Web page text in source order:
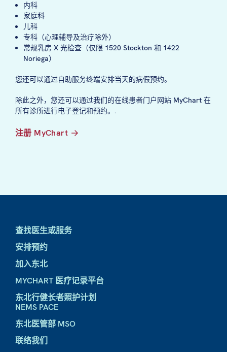
内科
家庭科
儿科
专科（心理辅导及治疗除外）
常规乳房 X 光检查（仅限 1520 Stockton 和 1422
Noriega）
您还可以通过自助服务终端安排当天的病假预约。
除此之外，您还可以通过我们的在线患者门户网站 MyChart 在
所有诊所进行电子登记和预约。.
注册 MyChart
查找医生或服务
安排预约
加入东北
MYCHART 医疗记录平台
东北行健长者照护计划
NEMS PACE
东北医管部 MSO
联络我们